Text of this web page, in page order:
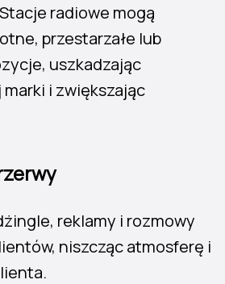
radiowe mogą
przestarzałe lub
uszkadzając
i zwiększając
reklamy i rozmowy
niszcząc atmosferę i